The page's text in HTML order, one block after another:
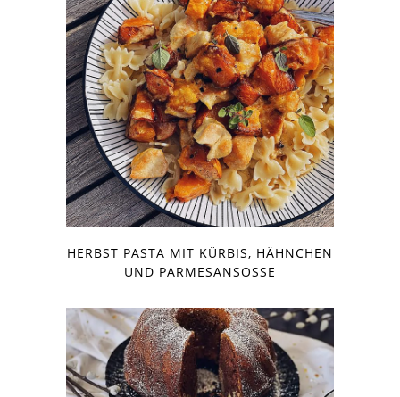
HERBST PASTA MIT KÜRBIS, HÄHNCHEN
UND PARMESANSOSSE